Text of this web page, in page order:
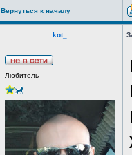
Вернуться к началу
kot_
Любитель